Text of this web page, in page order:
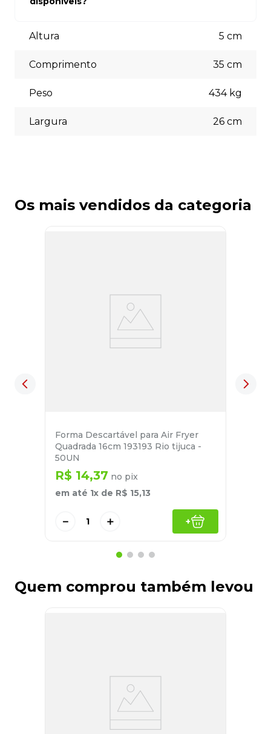
está à disposição para auxiliá-lo.
(5% off) cartões de crédito, boleto bancário. Você pode
escolher a opção que melhor se adapte às suas
Altura 5 cm
Comprimento 35 cm
Peso 434kg
Largura 26 cm
Os mais vendidos da categoria
Forma Descartável para Air Fryer
Quadrada 16cm 193193 Rio tijuca -
50UN
R$ 14,37 no pix
em até 1x de R$ 15,13
＋
－ +
Quem comprou também levou